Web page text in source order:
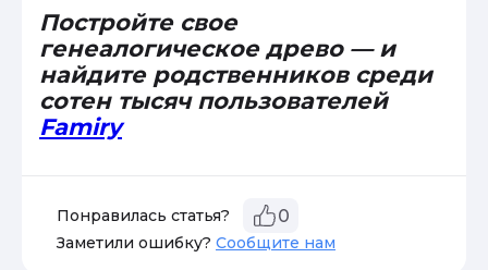
Постройте свое
генеалогическое древо — и
найдите родственников среди
сотен тысяч пользователей
Famiry
Понравилась статья? 0
Заметили ошибку? Сообщите нам